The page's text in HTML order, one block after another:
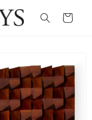
Cart